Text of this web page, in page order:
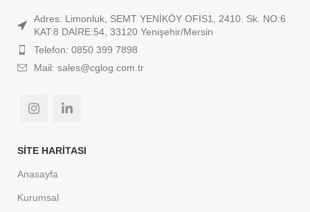
Adres: Limonluk, SEMT YENİKÖY OFİS1, 2410. Sk. NO:6
KAT:8 DAİRE:54, 33120 Yenişehir/Mersin
Telefon: 0850 399 7898
Mail: sales@cglog.com.tr
SITE HARİTASI
Anasayfa
Kurumsal